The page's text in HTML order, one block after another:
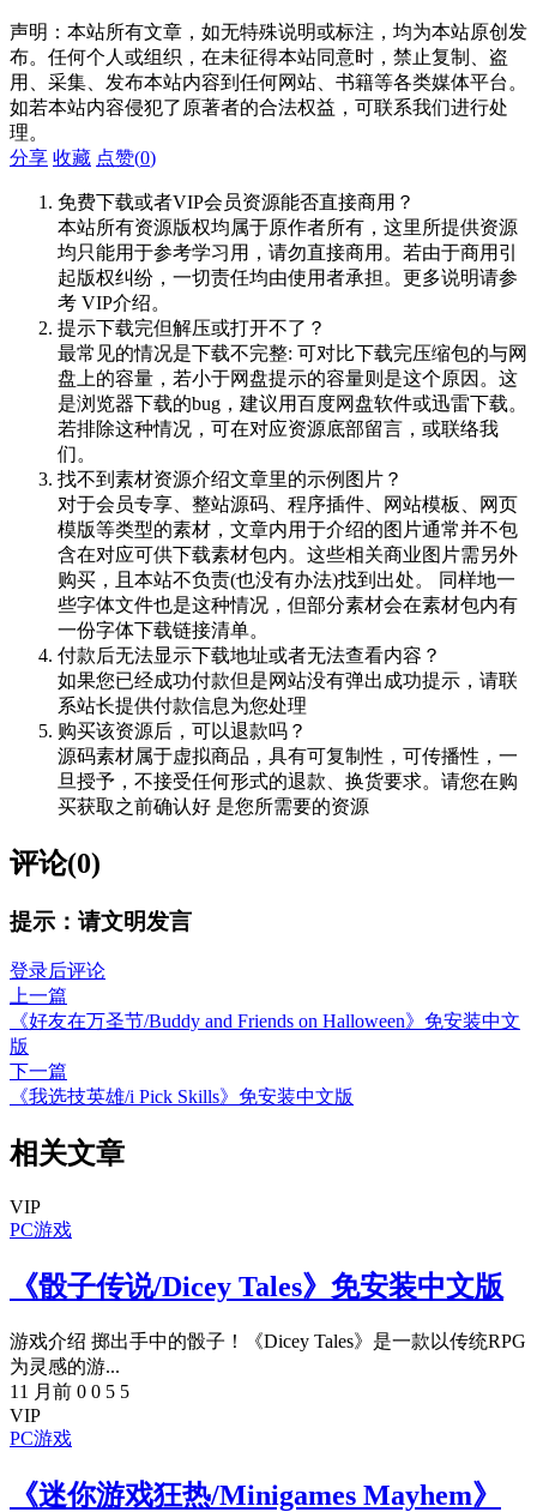
声明：本站所有文章，如无特殊说明或标注，均为本站原创发
布。任何个人或组织，在未征得本站同意时，禁止复制、盗
用、采集、发布本站内容到任何网站、书籍等各类媒体平台。
如若本站内容侵犯了原著者的合法权益，可联系我们进行处
理。
分享 收藏 点赞(0)
免费下载或者VIP会员资源能否直接商用？
本站所有资源版权均属于原作者所有，这里所提供资源
均只能用于参考学习用，请勿直接商用。若由于商用引
起版权纠纷，一切责任均由使用者承担。更多说明请参
考 VIP介绍。
提示下载完但解压或打开不了？
最常见的情况是下载不完整: 可对比下载完压缩包的与网
盘上的容量，若小于网盘提示的容量则是这个原因。这
是浏览器下载的bug，建议用百度网盘软件或迅雷下载。
若排除这种情况，可在对应资源底部留言，或联络我
们。
找不到素材资源介绍文章里的示例图片？
对于会员专享、整站源码、程序插件、网站模板、网页
模版等类型的素材，文章内用于介绍的图片通常并不包
含在对应可供下载素材包内。这些相关商业图片需另外
购买，且本站不负责(也没有办法)找到出处。 同样地一
些字体文件也是这种情况，但部分素材会在素材包内有
一份字体下载链接清单。
付款后无法显示下载地址或者无法查看内容？
如果您已经成功付款但是网站没有弹出成功提示，请联
系站长提供付款信息为您处理
购买该资源后，可以退款吗？
源码素材属于虚拟商品，具有可复制性，可传播性，一
旦授予，不接受任何形式的退款、换货要求。请您在购
买获取之前确认好 是您所需要的资源
评论(0)
提示：请文明发言
登录后评论
上一篇
《好友在万圣节/Buddy and Friends on Halloween》免安装中文
版
下一篇
《我选技英雄/i Pick Skills》免安装中文版
相关文章
VIP
PC游戏
《骰子传说/Dicey Tales》免安装中文版
游戏介绍 掷出手中的骰子！《Dicey Tales》是一款以传统RPG
为灵感的游...
11 月前 0 0 5 5
VIP
PC游戏
《迷你游戏狂热/Minigames Mayhem》